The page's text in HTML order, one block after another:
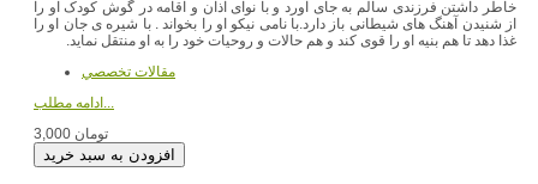
خاطر داشتن فرزندی سالم به جای آورد و با نوای اذان و اقامه در گوش کودک او را
از شنیدن آهنگ های شیطانی باز دارد.با نامی نیکو او را بخواند . با شیره ی جان او را
غذا دهد تا هم بنیه او را قوی کند و هم حالات و روحیات خود را به او منتقل نماید.
مقالات تخصصي
ادامه مطلب...
3,000 تومان